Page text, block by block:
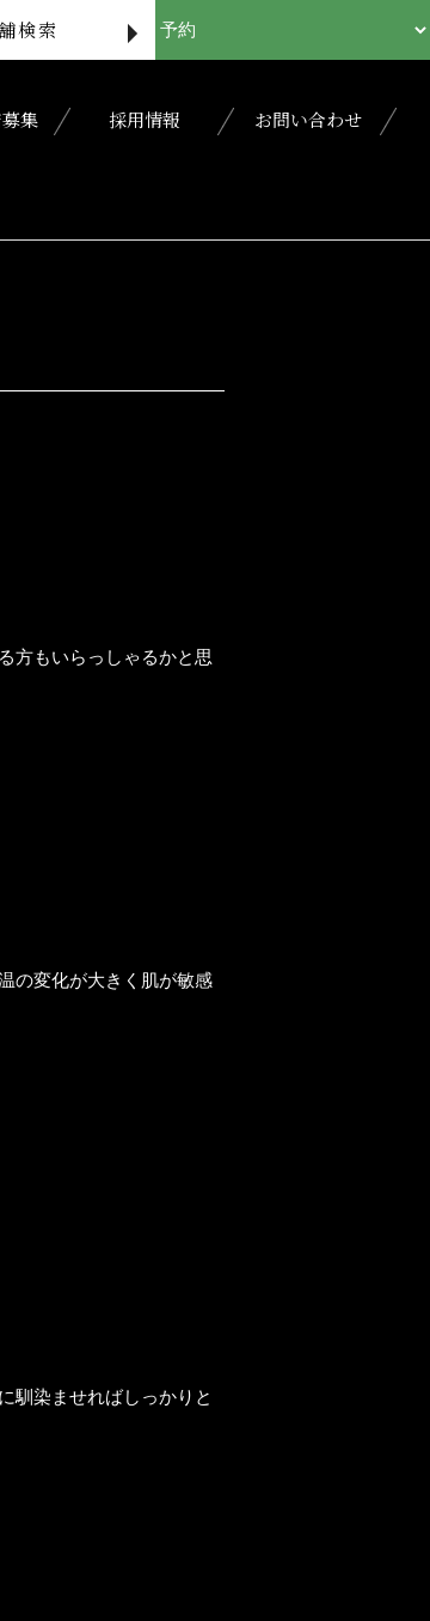
検索
集 採用情報 お問い合わせ
方もいらっしゃるかと思
の変化が大きく肌が敏感
馴染ませればしっかりと